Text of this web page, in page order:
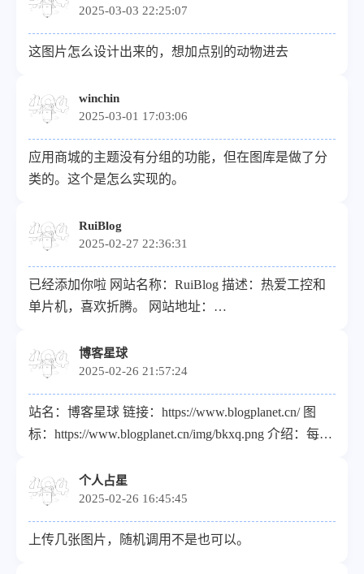
2025-03-03 22:25:07
这图片怎么设计出来的，想加点别的动物进去
winchin
2025-03-01 17:03:06
应用商城的主题没有分组的功能，但在图库是做了分
类的。这个是怎么实现的。
RuiBlog
2025-02-27 22:36:31
已经添加你啦 网站名称：RuiBlog 描述：热爱工控和
单片机，喜欢折腾。 网站地址：
https://s21.ax1x.com/2025/01/13/pEPzba4.png
博客星球
2025-02-26 21:57:24
站名：博客星球 链接：https://www.blogplanet.cn/ 图
标：https://www.blogplanet.cn/img/bkxq.png 介绍：每一
个人占星
2025-02-26 16:45:45
上传几张图片，随机调用不是也可以。